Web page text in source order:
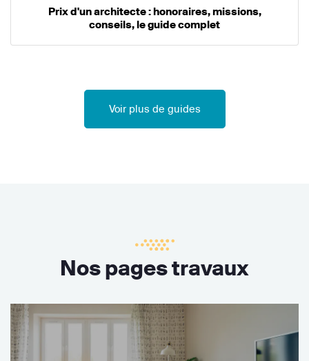
Prix d'un architecte : honoraires, missions,
conseils, le guide complet
Voir plus de guides
Nos pages travaux